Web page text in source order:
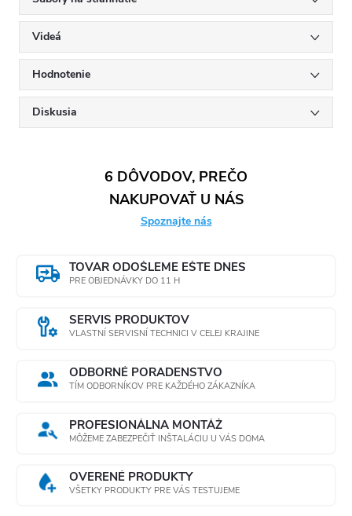
Videá
Hodnotenie
Diskusia
6 DÔVODOV, PREČO
NAKUPOVAŤ U NÁS
Spoznajte nás
TOVAR ODOŠLEME EŠTE DNES
PRE OBJEDNÁVKY DO 11 H
SERVIS PRODUKTOV
VLASTNÍ SERVISNÍ TECHNICI V CELEJ KRAJINE
ODBORNÉ PORADENSTVO
TÍM ODBORNÍKOV PRE KAŽDÉHO ZÁKAZNÍKA
PROFESIONÁLNA MONTÁŽ
MÔŽEME ZABEZPEČIŤ INŠTALÁCIU U VÁS DOMA
OVERENÉ PRODUKTY
VŠETKY PRODUKTY PRE VÁS TESTUJEME